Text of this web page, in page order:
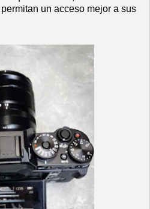
un acceso mejor a sus